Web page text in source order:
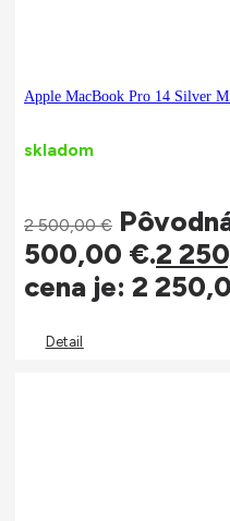
Apple
skladom
2 500,00€
500,00 €.2
cena je: 2
Detail